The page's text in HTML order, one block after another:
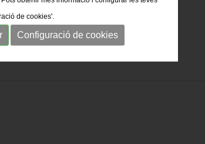
de cookies'.
Configuració de cookies